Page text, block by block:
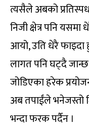
त्यसैले अबको
निजी क्षेत्र पनि
आयो, उति धेरै फाइदा
लागत पनि घट्दै
जोडिएका हरेक
अब तपाईंले भनेजस्तो
भन्दा फरक पर्दैन ।